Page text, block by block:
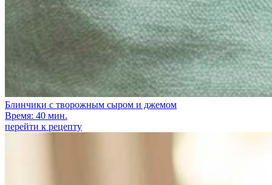
Блинчики с творожным сыром и джемом
Время: 40 мин.
перейти к рецепту